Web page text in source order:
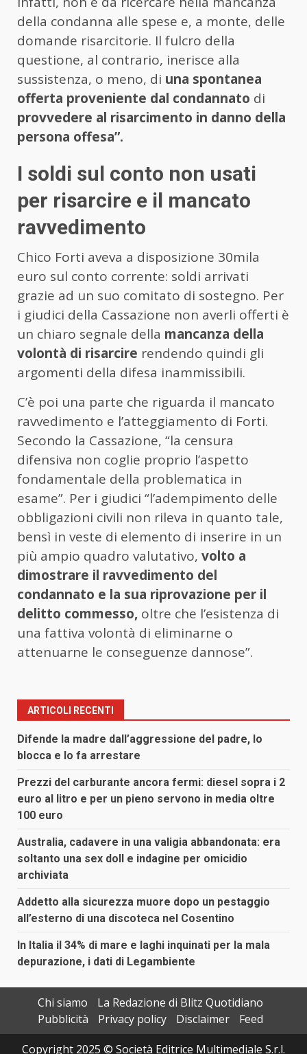
della condanna alle spese e, a monte, delle
domande risarcitorie. Il fulcro della
questione, al contrario, inerisce alla
sussistenza, o meno, di una spontanea
offerta proveniente dal condannato di
provvedere al risarcimento in danno della
persona offesa”.
I soldi sul conto non usati
per risarcire e il mancato
ravvedimento
Chico Forti aveva a disposizione 30mila
euro sul conto corrente: soldi arrivati
grazie ad un suo comitato di sostegno. Per
i giudici della Cassazione non averli offerti è
un chiaro segnale della mancanza della
volontà di risarcire rendendo quindi gli
argomenti della difesa inammissibili.
C’è poi una parte che riguarda il mancato
ravvedimento e l’atteggiamento di Forti.
Secondo la Cassazione, “la censura
difensiva non coglie proprio l’aspetto
fondamentale della problematica in
esame”. Per i giudici “l’adempimento delle
obbligazioni civili non rileva in quanto tale,
bensì in veste di elemento di inserire in un
più ampio quadro valutativo, volto a
dimostrare il ravvedimento del
condannato e la sua riprovazione per il
delitto commesso, oltre che l’esistenza di
una fattiva volontà di eliminarne o
attenuarne le conseguenze dannose”.
ARTICOLI RECENTI
Difende la madre dall’aggressione del padre, lo
blocca e lo fa arrestare
Prezzi del carburante ancora fermi: diesel sopra i 2
euro al litro e per un pieno servono in media oltre
100 euro
Australia, cadavere in una valigia abbandonata: era
soltanto una sex doll e indagine per omicidio
archiviata
Addetto alla sicurezza muore dopo un pestaggio
all’esterno di una discoteca nel Cosentino
In Italia il 34% di mare e laghi inquinati per la mala
depurazione, i dati di Legambiente
Chi siamo
La Redazione di Blitz Quotidiano
Pubblicità
Privacy policy Disclaimer
Feed
Copyright 2025 © Società Editrice Multimediale S.r.l.